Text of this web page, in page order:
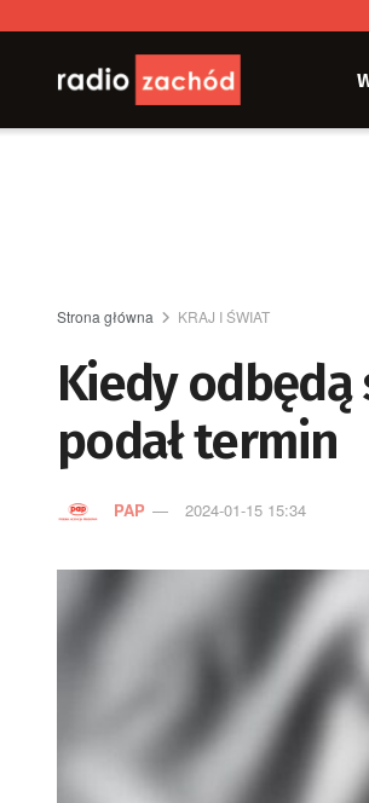
Strona główna KRAJ I ŚWIAT
Kiedy
podał termin
PAP 2024-01-15 15:34